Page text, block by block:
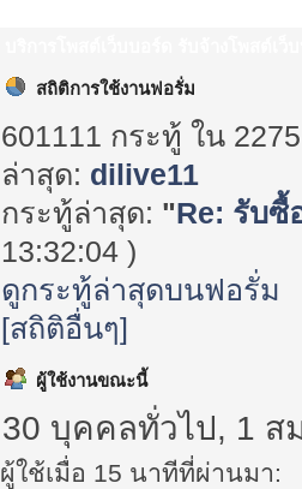
สถิติการใช้งานฟอรั่ม
601111 กระทู้ ใน
ล่าสุด: dilive11
กระทู้ล่าสุด: "Re: รับซื้
13:32:04 )
ดูกระทู้ล่าสุดบนฟอรั่ม
[สถิติอื่นๆ]
ผู้ใช้งานขณะนี้
30 บุคคลทั่วไป, 1 ส
ผู้ใช้เมื่อ 15 นาทีที่ผ่านมา: